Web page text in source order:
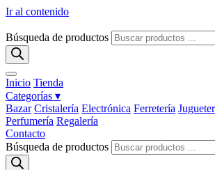
Ir al contenido
Búsqueda de productos
Inicio Tienda
Categorías ▾
Bazar Cristalería Electrónica Ferretería
Perfumería Regalería
Contacto
Búsqueda de productos